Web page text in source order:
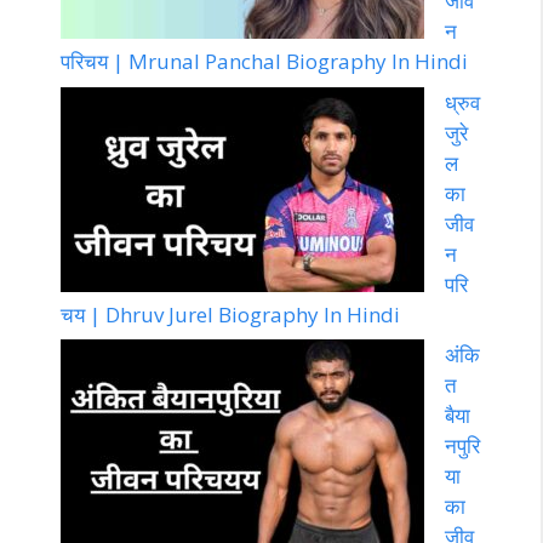
न
परिचय | Mrunal Panchal Biography In Hindi
ध्रुव
जुरे
ल
का
जीव
न
परि
चय | Dhruv Jurel Biography In Hindi
अंकि
त
बैया
नपुरि
या
का
जीव